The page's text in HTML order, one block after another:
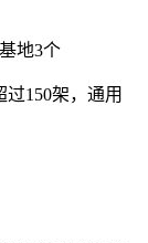
地3个
150架，通用